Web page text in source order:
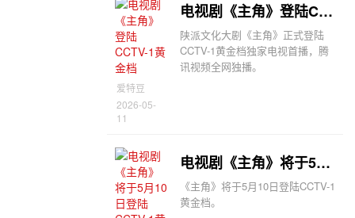
爱特豆
2026-05-
11
电视剧《主角》登陆CCTV-1黄金档
陕派文化大剧《主角》正式登陆
CCTV-1黄金档独家电视首播，腾
讯视频全网独播。
电视剧《主角》将于5月10日登陆CCTV-1黄金档
《主角》将于5月10日登陆CCTV-1
黄金档。